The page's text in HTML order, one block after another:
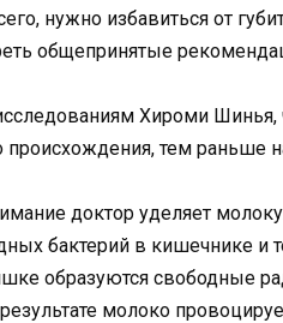
нужно избавиться от
общепринятые
Хироми Шинья,
происхождения, тем раньше
доктор уделяет
бактерий в кишечнике и
образуются свободные
молоко